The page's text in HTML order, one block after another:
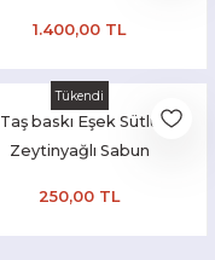
1.400,00 TL
Tükendi
Taş baskı Eşek Sütlü
Zeytinyağlı Sabun
250,00 TL